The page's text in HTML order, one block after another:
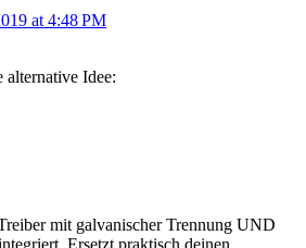
at 4:48 PM
alternative Idee:
mit galvanischer Trennung UND
Ersetzt praktisch deinen